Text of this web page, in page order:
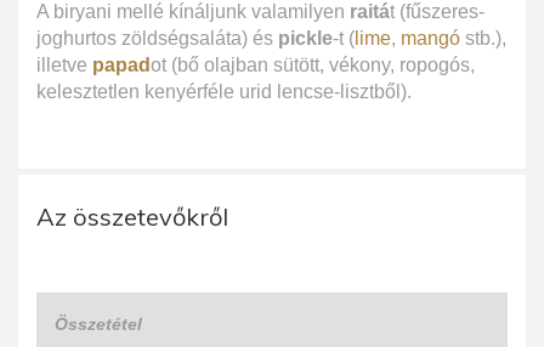
A biryani mellé kínáljunk valamilyen raitát (fűszeres-
joghurtos zöldségsaláta) és pickle-t ( lime, mangó stb.),
illetve papadot (bő olajban sütött, vékony, ropogós,
kelesztetlen kenyérféle urid lencse-lisztből).
Az összetevőkről
Összetétel